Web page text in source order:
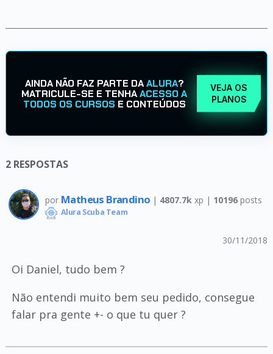
AINDA NÃO FAZ PARTE DAALURA?
MATRICULE-SE E TENHAACESSO A
TODOS OS CURSOS E CONTEÚDOS
VEJA OS
PLANOS
2 RESPOSTAS
por Matheus Brandino | 4807.7k xp | 10196posts
Alura Scuba Team
30/11/2018
Oi Daniel, tudo bem ?
Não entendi muito bem seu pedido, consegue
falar pra gente +- o que tu quer ?